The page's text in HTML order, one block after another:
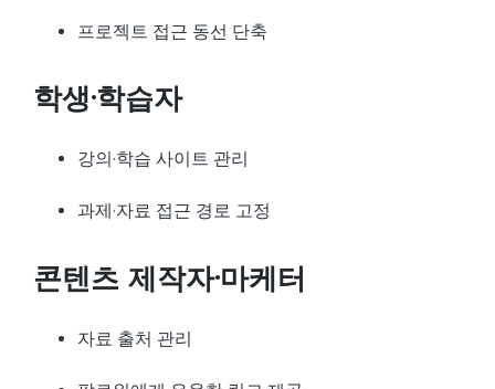
프로젝트 접근 동선 단축
학생·학습자
강의·학습 사이트 관리
과제·자료 접근 경로 고정
콘텐츠 제작자·마케터
자료 출처 관리